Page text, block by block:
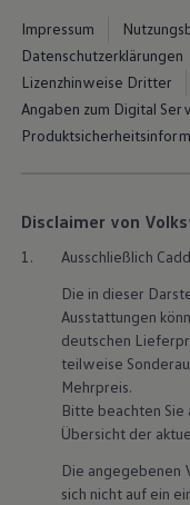
Impressum
Datenschutzerklärungen
Lizenzhinweise Dritter
Angaben zum Digital
Disclaimer von
1.
Ausschließlich
Die in dieser
Ausstattungen
deutschen
teilweise
Mehrpreis.
Bitte beachten
Übersicht der
Die angegebenen
sich nicht auf ein